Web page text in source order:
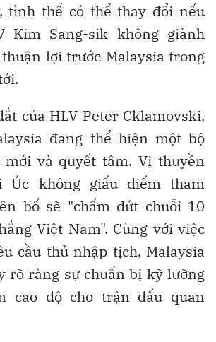
tình thế có thể thay đổi nếu
Kim Sang-sik không giành
lợi trước Malaysia trong
của HLV Peter Cklamovski,
đang thể hiện một bộ
và quyết tâm. Vị thuyền
Úc không giấu diếm tham
bố sẽ "chấm dứt chuỗi 10
Việt Nam". Cùng với việc
cầu thủ nhập tịch, Malaysia
rõ ràng sự chuẩn bị kỹ lưỡng
cao độ cho trận đấu quan